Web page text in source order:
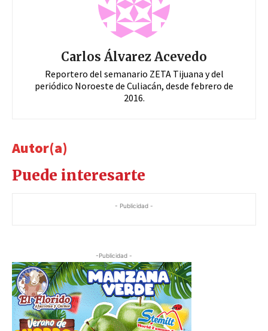
Carlos Álvarez Acevedo
Reportero del semanario ZETA Tijuana y del
periódico Noroeste de Culiacán, desde febrero de
2016.
Autor(a)
Puede interesarte
- Publicidad -
-Publicidad -